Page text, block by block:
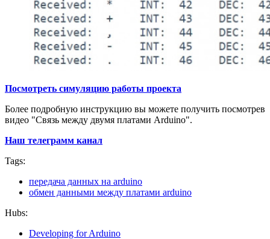
Посмотреть симуляцию работы проекта
Более подробную инструкцию вы можете получить посмотрев
видео "Связь между двумя платами Arduino".
Наш телеграмм канал
Tags:
передача данных на arduino
обмен данными между платами arduino
Hubs:
Developing for Arduino